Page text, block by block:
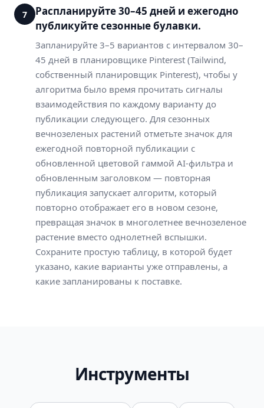
7
Распланируйте 30–45 дней и ежегодно
публикуйте сезонные булавки.
Запланируйте 3–5 вариантов с интервалом 30–
45 дней в планировщике Pinterest (Tailwind,
собственный планировщик Pinterest), чтобы у
алгоритма было время прочитать сигналы
взаимодействия по каждому варианту до
публикации следующего. Для сезонных
вечнозеленых растений отметьте значок для
ежегодной повторной публикации с
обновленной цветовой гаммой AI-фильтра и
обновленным заголовком — повторная
публикация запускает алгоритм, который
повторно отображает его в новом сезоне,
превращая значок в многолетнее вечнозеленое
растение вместо однолетней вспышки.
Сохраните простую таблицу, в которой будет
указано, какие варианты уже отправлены, а
какие запланированы к поставке.
Инструменты